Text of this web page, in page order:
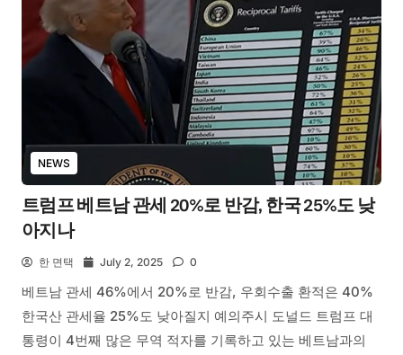
NEWS
트럼프 베트남 관세 20%로 반감, 한국 25%도 낮
아지나
한 면택 July 2, 2025 0
베트남 관세 46%에서 20%로 반감, 우회수출 환적은 40%
한국산 관세율 25%도 낮아질지 예의주시 도널드 트럼프 대
통령이 4번째 많은 무역 적자를 기록하고 있는 베트남과의